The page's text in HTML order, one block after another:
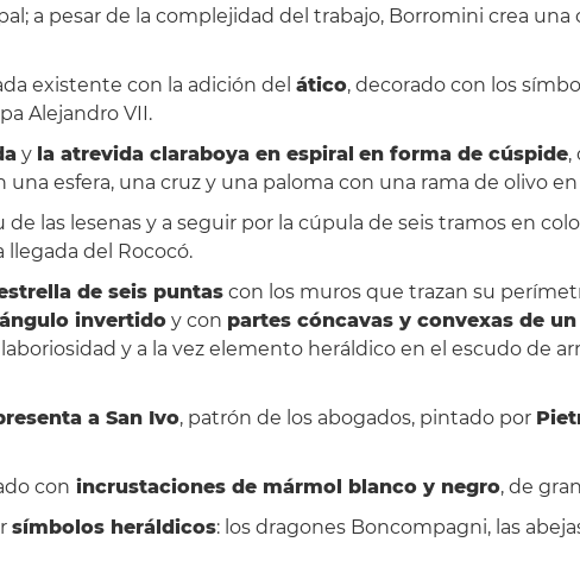
a pesar de la complejidad del trabajo, Borromini crea
existente con la adición del ático, decorado con los
Alejandro VII.
y la atrevida claraboya en espiral en forma de cúspide,
esfera, una cruz y una paloma con una rama de olivo
las lesenas y a seguir por la cúpula de seis tramos en
del Rococó.
de seis puntascon los muros que trazan su
invertidoy con partes cóncavas y convexas de
y a la vez elemento heráldico en el escudo de
a San Ivo, patrón de los abogados, pintado por
con incrustaciones de mármol blanco y negro, de
símbolos heráldicos: los dragones Boncompagni, las